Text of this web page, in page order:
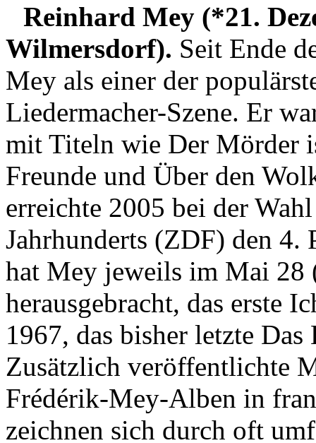
Reinhard Mey (*21.
Wilmersdorf). Seit Ende
Mey als einer der
Liedermacher-Szene. Er
mit Titeln wie Der Mörder
Freunde und Über den
erreichte 2005 bei der
Jahrhunderts (ZDF) den 4.
hat Mey jeweils im Mai 28
herausgebracht, das erste
1967, das bisher letzte
Zusätzlich veröffentlichte
Frédérik-Mey-Alben in
zeichnen sich durch oft